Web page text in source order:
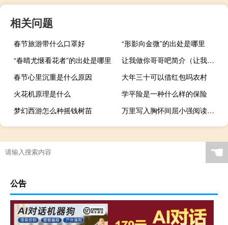
相关问题
春节旅游带什么口罩好
“形影向金微”的出处是哪里
“春晴尤惬看花者”的出处是哪里
让我做你哥哥吧简介（让我做你哥哥吧）
春节心里沉重是什么原因
大年三十可以借红包吗农村
火花机原理是什么
学平险是一种什么样的保险
梦幻西游怎么种摇钱树苗
万里写入胸怀间屈小强阅读答案（万里写入胸怀间）
☚
公告